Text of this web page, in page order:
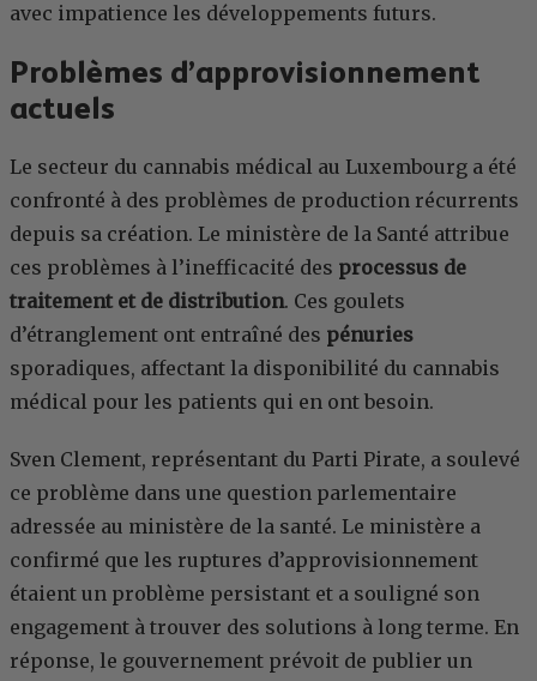
avec impatience les développements futurs.
Problèmes d’approvisionnement
actuels
Le secteur du cannabis médical au Luxembourg a été
confronté à des problèmes de production récurrents
depuis sa création. Le ministère de la Santé attribue
ces problèmes à l’inefficacité des processus de
traitement et de distribution. Ces goulets
d’étranglement ont entraîné des pénuries
sporadiques, affectant la disponibilité du cannabis
médical pour les patients qui en ont besoin.
Sven Clement, représentant du Parti Pirate, a soulevé
ce problème dans une question parlementaire
adressée au ministère de la santé. Le ministère a
confirmé que les ruptures d’approvisionnement
étaient un problème persistant et a souligné son
engagement à trouver des solutions à long terme. En
réponse, le gouvernement prévoit de publier un